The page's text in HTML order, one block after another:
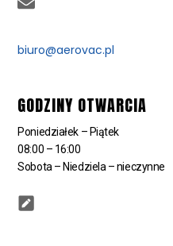
biuro@aerovac.pl
GODZINY OTWARCIA
Poniedziałek – Piątek
08:00 – 16:00
Sobota – Niedziela – nieczynne